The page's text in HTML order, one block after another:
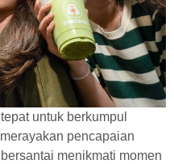
untuk berkumpul
pencapaian
menikmati momen